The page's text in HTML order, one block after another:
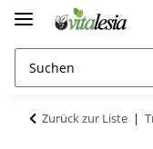
Zurück zur Liste